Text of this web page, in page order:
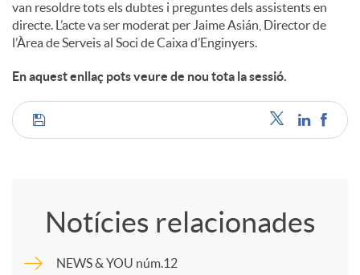
van resoldre tots els dubtes i preguntes dels assistents en
directe. L’acte va ser moderat per Jaime Asián, Director de
l’Àrea de Serveis al Soci de Caixa d’Enginyers.
En aquest enllaç pots veure de nou tota la sessió.
C
Notícies relacionades
NEWS & YOU núm.12